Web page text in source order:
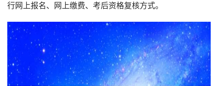
行网上报名、网上缴费、考后资格复核方式。